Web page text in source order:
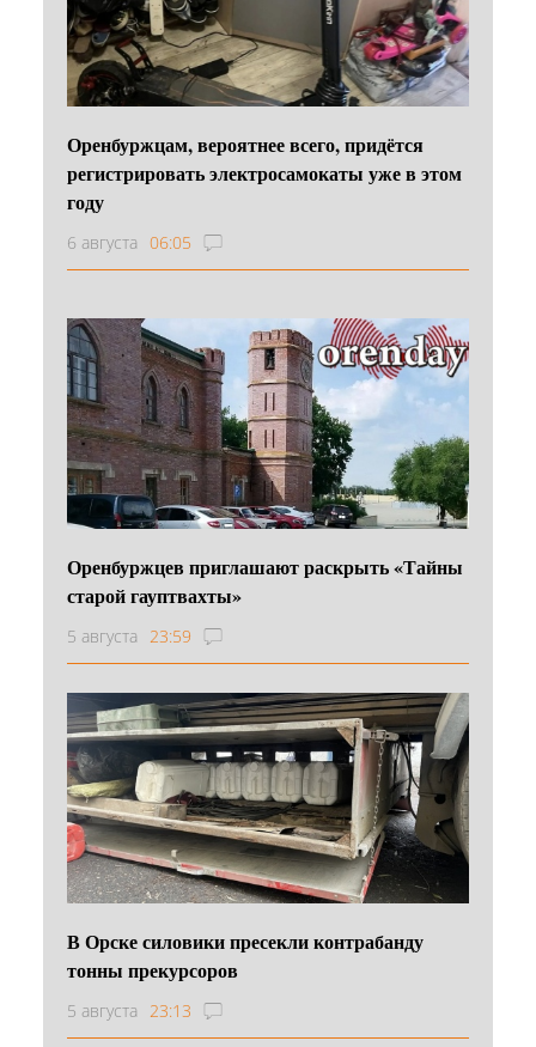
Оренбуржцам, вероятнее всего, придётся
регистрировать электросамокаты уже в этом
году
6 августа 06:05
Оренбуржцев приглашают раскрыть «Тайны
старой гауптвахты»
5 августа 23:59
В Орске силовики пресекли контрабанду
тонны прекурсоров
5 августа 23:13